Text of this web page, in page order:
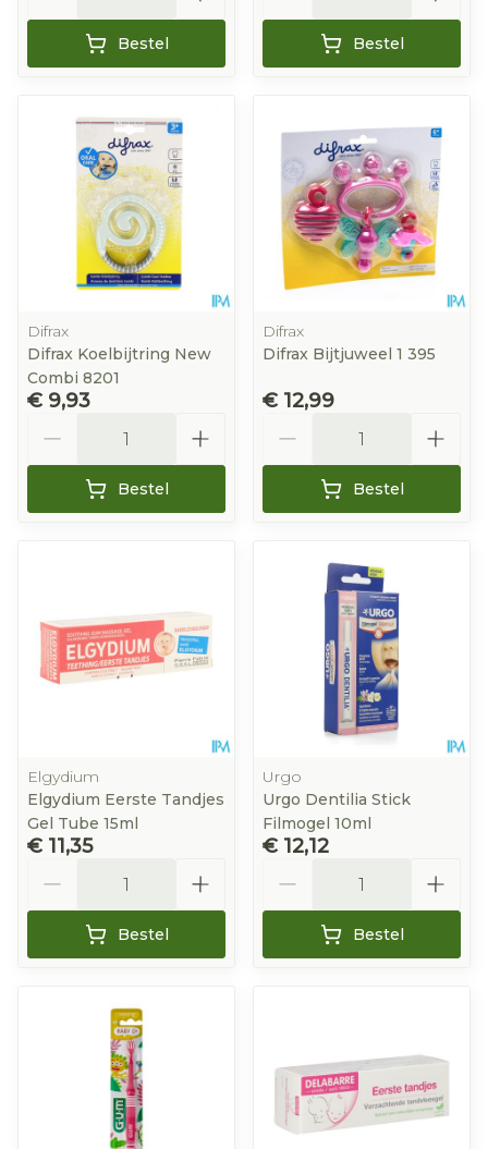
Bestel Bestel
Difrax
Difrax Koelbijtring New
Combi 8201
€ 9,93
Bestel
Difrax
Difrax Bijtjuweel 1 395
€ 12,99
Bestel
Elgydium
Elgydium Eerste Tandjes
Gel Tube 15ml
€ 11,35
Bestel
Urgo
Urgo Dentilia Stick
Filmogel 10ml
€ 12,12
Bestel